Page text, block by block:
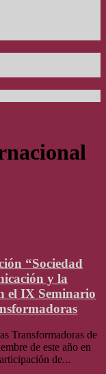
“Sociedad
y la
el IX Seminario
Transformadoras de
de este año en
de...